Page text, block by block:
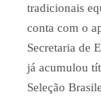
tradicionais
conta com o
Secretaria de
já acumulou
Seleção